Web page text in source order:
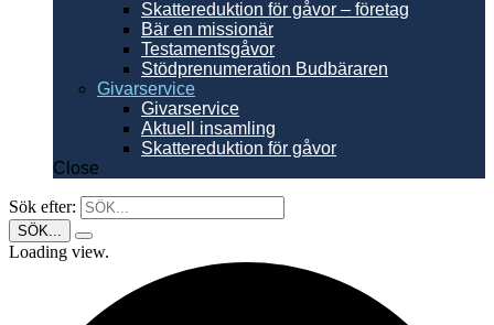
Skattereduktion för gåvor – företag
Bär en missionär
Testamentsgåvor
Stödprenumeration Budbäraren
Givarservice
Givarservice
Aktuell insamling
Skattereduktion för gåvor
Close
Sök efter:
Loading view.